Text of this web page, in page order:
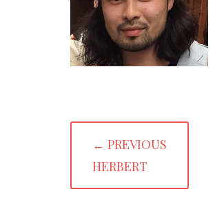
ア
メ
Post
navigation
← PREVIOUS
PREVIOUS
POST:
HERBERT